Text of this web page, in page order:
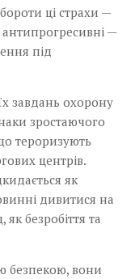
ці страхи —
антипрогресивні —
під
завдань охорону
зростаючого
тероризують
центрів.
як
дивитися на
безробіття та
безпекою, вони